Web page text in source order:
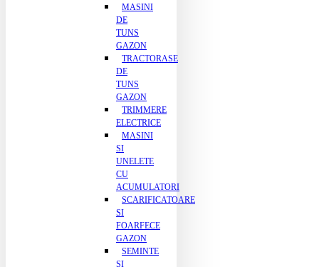
MASINI
DE
TUNS
GAZON
TRACTORASE
DE
TUNS
GAZON
TRIMMERE
ELECTRICE
MASINI
SI
UNELETE
CU
ACUMULATORI
SCARIFICATOARE
SI
FOARFECE
GAZON
SEMINTE
SI